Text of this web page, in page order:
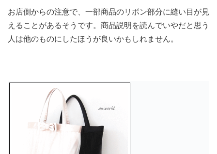
お店側からの注意で、一部商品のリボン部分に縫い目が見
えることがあるそうです。商品説明を読んでいやだと思う
人は他のものにしたほうが良いかもしれません。